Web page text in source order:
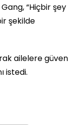
“Hiçbir şey
şekilde
ailelere güven
istedi.